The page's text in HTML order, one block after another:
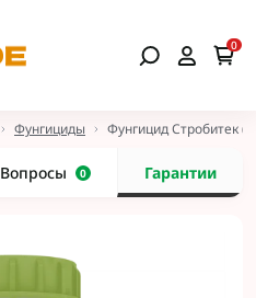
0
Фунгициды Фунгицид Стробитек
Вопросы 0 Гарантии